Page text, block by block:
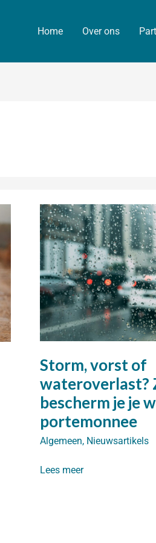
Home Over ons
Storm, vorst of
wateroverlast?
bescherm je je
portemonnee
Algemeen, Nieuwsartikels
Storm,
Lees meer